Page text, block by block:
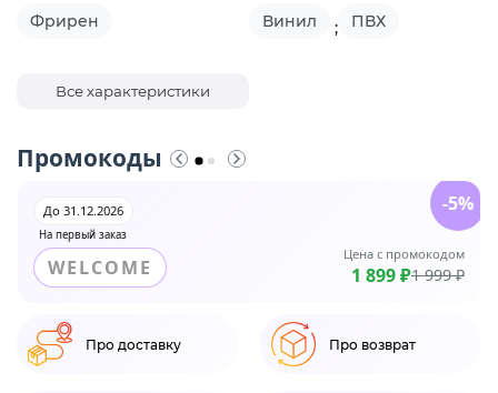
Фрирен Винил ; ПВХ
Все характеристики
Промокоды
На первый заказ
До 31.12.2026
WELCOME
Цена с промокодом
1 899 ₽1 999 ₽
-5%
Про доставку Про возврат